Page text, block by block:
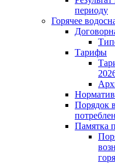
периоду
Горячее
Тарифы
Порядок
Памятка